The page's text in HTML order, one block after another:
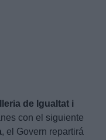
de Igualtat i
con el siguiente
, el Govern repartirá